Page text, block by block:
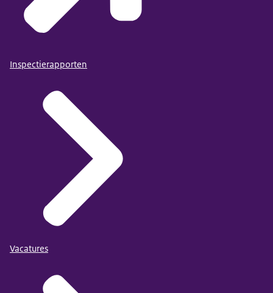
Inspectierapporten
Vacatures